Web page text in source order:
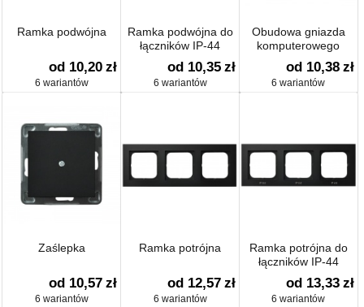
Ramka podwójna
od 10,20 zł
6 wariantów
Ramka podwójna do
łączników IP-44
od 10,35 zł
6 wariantów
Obudowa gniazda
komputerowego
podwójnego
od 10,38 zł
6 wariantów
Zaślepka
od 10,57 zł
6 wariantów
Ramka potrójna
od 12,57 zł
6 wariantów
Ramka potrójna do
łączników IP-44
od 13,33 zł
6 wariantów